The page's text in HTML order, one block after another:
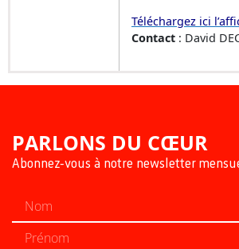
Téléchargez ici
Contact : David
PARLONS DU CŒUR
Abonnez-vous à notre newsletter